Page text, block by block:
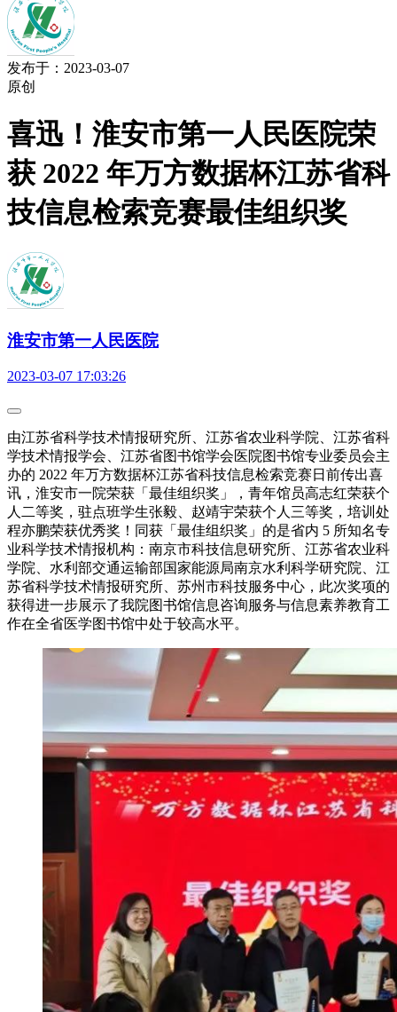
发布于：2023-03-07
原创
喜迅！淮安市第一人民医院荣
获 2022 年万方数据杯江苏省科
技信息检索竞赛最佳组织奖
淮安市第一人民医院
2023-03-07 17:03:26
由江苏省科学技术情报研究所、江苏省农业科学院、江苏省科
学技术情报学会、江苏省图书馆学会医院图书馆专业委员会主
办的 2022 年万方数据杯江苏省科技信息检索竞赛日前传出喜
讯，淮安市一院荣获「最佳组织奖」，青年馆员高志红荣获个
人二等奖，驻点班学生张毅、赵靖宇荣获个人三等奖，培训处
程亦鹏荣获优秀奖！同获「最佳组织奖」的是省内 5 所知名专
业科学技术情报机构：南京市科技信息研究所、江苏省农业科
学院、水利部交通运输部国家能源局南京水利科学研究院、江
苏省科学技术情报研究所、苏州市科技服务中心，此次奖项的
获得进一步展示了我院图书馆信息咨询服务与信息素养教育工
作在全省医学图书馆中处于较高水平。